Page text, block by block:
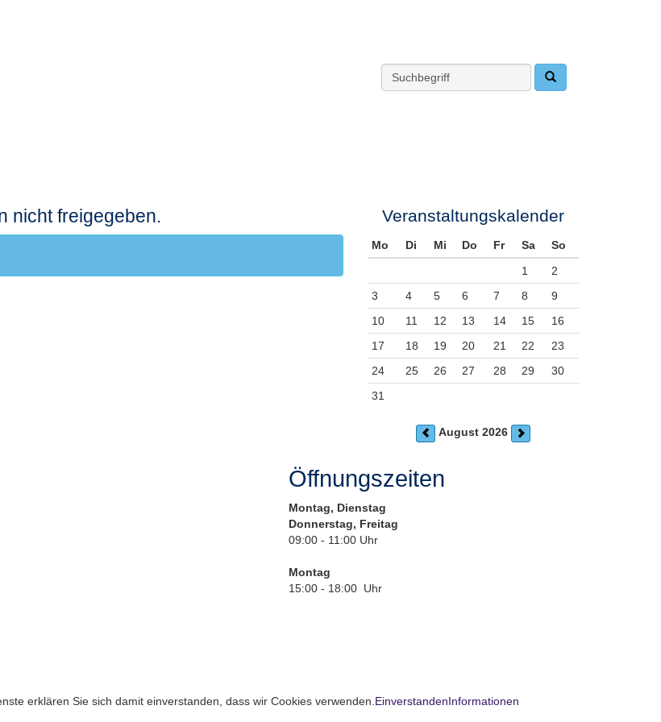
nicht freigegeben. Veranstaltungskalender
Mo Di Mi Do Fr Sa
So
1
2
3
4 5 6 7 8
9
10
11 12 13 14 15
16
17
18 19 20 21 22
23
24
25 26 27 28 29
30
31
August 2026
Öffnungszeiten
Montag, Dienstag
Donnerstag, Freitag
09:00 - 11:00 Uhr
Montag
15:00 - 18:00 Uhr
erklären Sie sich damit einverstanden, dass wir Cookies verwenden. EinverstandenInformationen